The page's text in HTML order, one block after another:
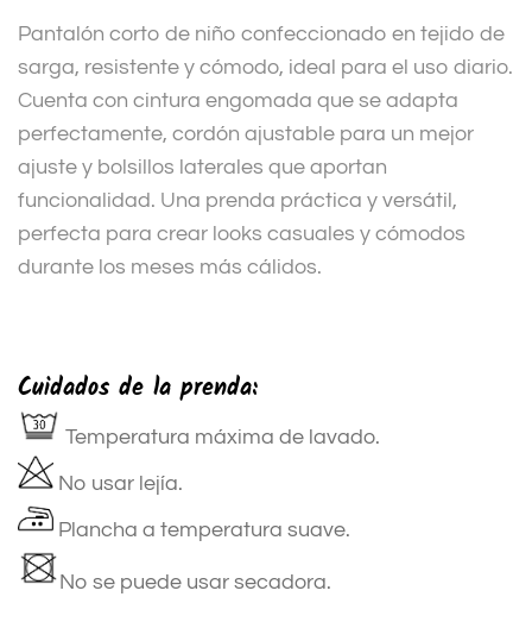
Pantalón corto de niño confeccionado en tejido de
sarga, resistente y cómodo, ideal para el uso diario.
Cuenta con cintura engomada que se adapta
perfectamente, cordón ajustable para un mejor
ajuste y bolsillos laterales que aportan
funcionalidad. Una prenda práctica y versátil,
perfecta para crear looks casuales y cómodos
durante los meses más cálidos.
Cuidados de la prenda:
Temperatura máxima de lavado.
No usar lejía.
Plancha a temperatura suave.
No se puede usar secadora.